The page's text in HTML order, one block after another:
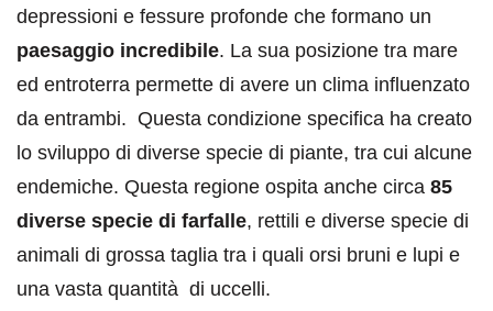
depressioni e fessure profonde che formano un
paesaggio incredibile. La sua posizione tra mare
ed entroterra permette di avere un clima influenzato
da entrambi. Questa condizione specifica ha creato
lo sviluppo di diverse specie di piante, tra cui alcune
endemiche. Questa regione ospita anche circa 85
diverse specie di farfalle, rettili e diverse specie di
animali di grossa taglia tra i quali orsi bruni e lupi e
una vasta quantità di uccelli.